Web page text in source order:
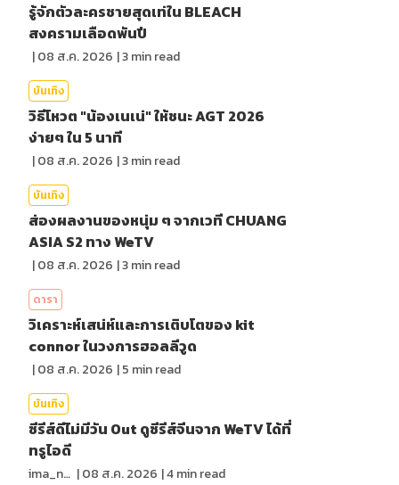
รู้จักตัวละครชายสุดเท่ใน BLEACH
สงครามเลือดพันปี
|08 ส.ค. 2026 |3min read
บันเทิง
วิธีโหวต "น้องเนเน่" ให้ชนะ AGT 2026
ง่ายๆ ใน 5 นาที
|08 ส.ค. 2026 |3min read
บันเทิง
ส่องผลงานของหนุ่ม ๆ จากเวที CHUANG
ASIA S2 ทาง WeTV
|08 ส.ค. 2026 |3min read
ดารา
วิเคราะห์เสน่ห์และการเติบโตของ kit
connor ในวงการฮอลลีวูด
|08 ส.ค. 2026 |5 min read
บันเทิง
ซีรีส์ดีไม่มีวัน Out ดูซีรีส์จีนจาก WeTV ได้ที่
ทรูไอดี
ima_nan |08 ส.ค. 2026 |4min read